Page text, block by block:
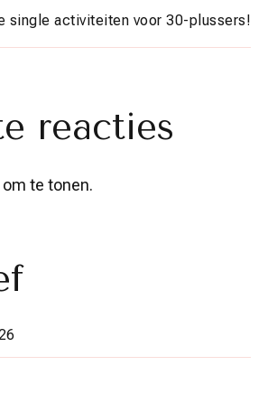
single activiteiten voor 30-plussers!
reacties
te tonen.